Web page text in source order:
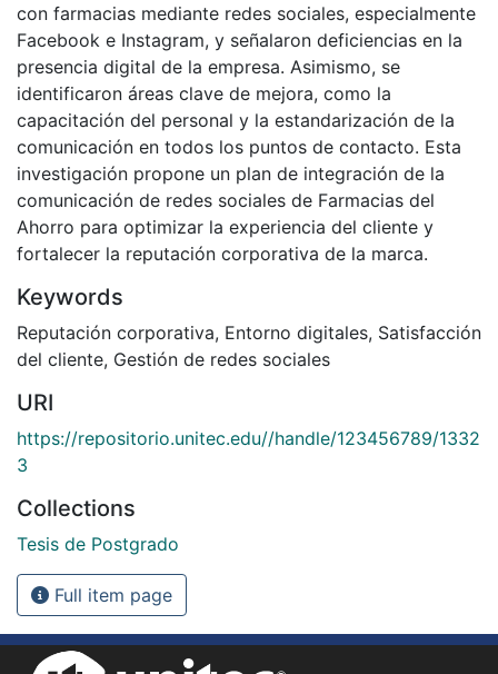
con farmacias mediante redes sociales, especialmente
Facebook e Instagram, y señalaron deficiencias en la
presencia digital de la empresa. Asimismo, se
identificaron áreas clave de mejora, como la
capacitación del personal y la estandarización de la
comunicación en todos los puntos de contacto. Esta
investigación propone un plan de integración de la
comunicación de redes sociales de Farmacias del
Ahorro para optimizar la experiencia del cliente y
fortalecer la reputación corporativa de la marca.
Keywords
Reputación corporativa, Entorno digitales, Satisfacción
del cliente, Gestión de redes sociales
URI
https://repositorio.unitec.edu//handle/123456789/1332
3
Collections
Tesis de Postgrado
Full item page